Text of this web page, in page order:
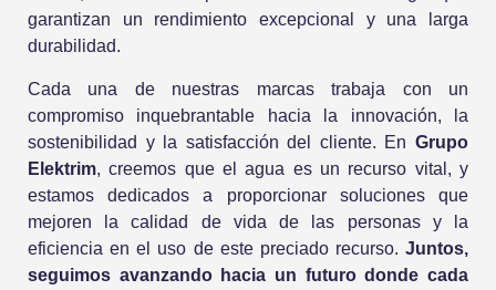
garantizan un rendimiento excepcional y una larga
durabilidad.
Cada una de nuestras marcas trabaja con un
compromiso inquebrantable hacia la innovación, la
sostenibilidad y la satisfacción del cliente. En Grupo
Elektrim, creemos que el agua es un recurso vital, y
estamos dedicados a proporcionar soluciones que
mejoren la calidad de vida de las personas y la
eficiencia en el uso de este preciado recurso. Juntos,
seguimos avanzando hacia un futuro donde cada